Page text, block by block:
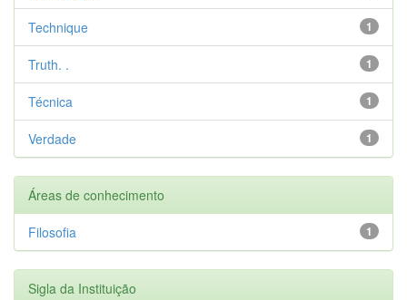
1
Technique
1
Truth. .
1
Técnica
1
Verdade
Áreas de conhecimento
1
Filosofia
Sigla da Instituição